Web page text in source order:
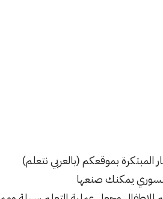
المبتكرة بموقعكم (بالعربي نتعلم)
يمكنك صنعها